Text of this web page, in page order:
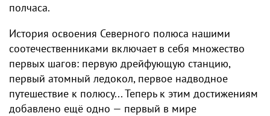
полчаса.
История освоения Северного полюса нашими
соотечественниками включает в себя множество
первых шагов: первую дрейфующую станцию,
первый атомный ледокол, первое надводное
путешествие к полюсу... Теперь к этим достижениям
добавлено ещё одно — первый в мире